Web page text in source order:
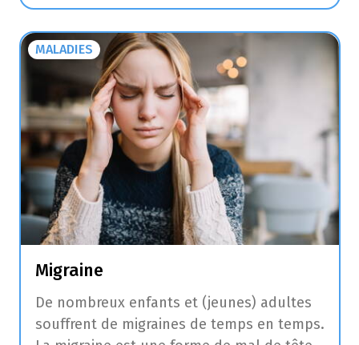
MALADIES
Migraine
De nombreux enfants et (jeunes) adultes
souffrent de migraines de temps en temps.